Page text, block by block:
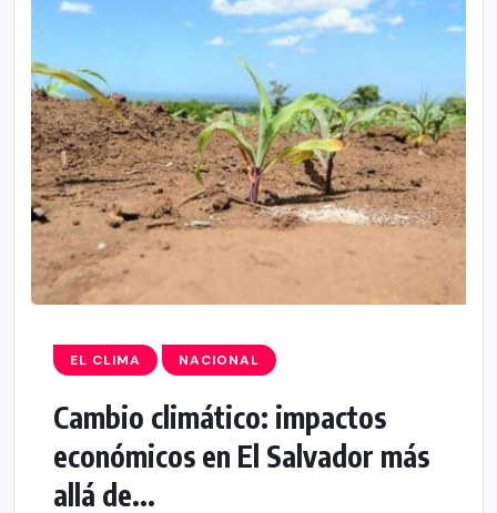
EL CLIMA NACIONAL
Cambio climático: impactos
económicos en El Salvador más
allá de...